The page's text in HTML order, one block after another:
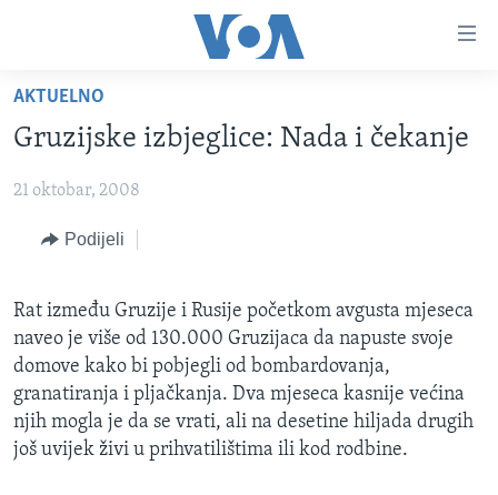
glavni
sadržaj
na
navigaciju
na
pretragu
TV PROGRAM
FOTOGRAFIJE DANA
VIJESTI
BOSNA I HERCEGOVINA
SVIJET
SPECIJALNI PROJEKTI
KORUPCIJA
SLOBODA MEDIJA
ŽENSKA STRANA
AKTUELNO
Gruzijske izbjeglice: Nada i čekanje
21 oktobar, 2008
Podijeli
Rat između Gruzije i Rusije početkom avgusta mjeseca
naveo je više od 130.000 Gruzijaca da napuste svoje
domove kako bi pobjegli od bombardovanja,
granatiranja i pljačkanja. Dva mjeseca kasnije većina
njih mogla je da se vrati, ali na desetine hiljada drugih
još uvijek živi u prihvatilištima ili kod rodbine.